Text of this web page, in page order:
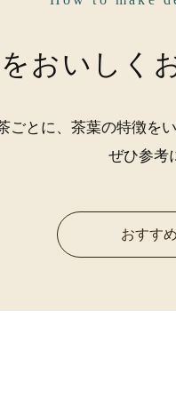
おいしく
ごとに、茶葉の特徴を
ぜひ参考
おすす